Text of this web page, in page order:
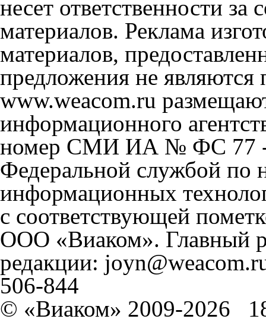
несет ответственности
материалов. Реклама
материалов,
предложения не
www.weacom.ru
информационного
номер СМИ ИА № ФС 77 -
Федеральной службой по
информационных
с соответствующей
ООО «Виаком». Главный
редакции:
506-844
© «Виаком» 2009-2026